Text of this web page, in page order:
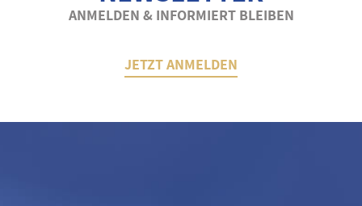
ANMELDEN & INFORMIERT BLEIBEN
JETZT ANMELDEN